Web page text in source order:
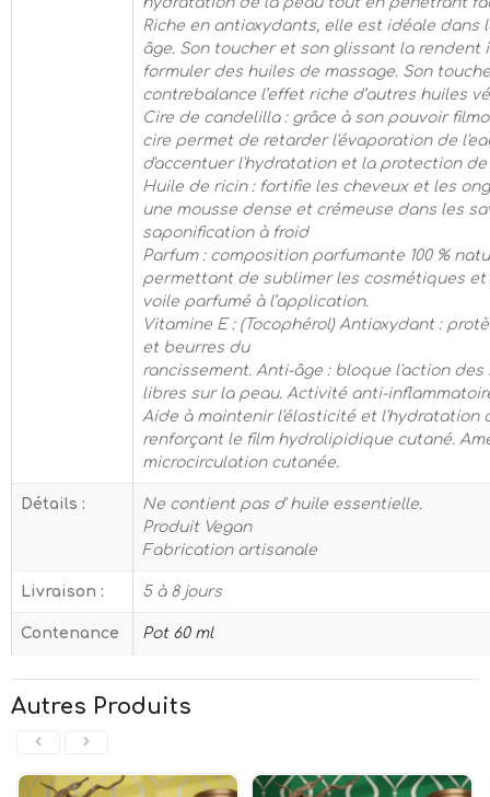
Riche en antioxydants, elle est idéale dans
âge. Son toucher et son glissant la rendent
formuler des huiles de massage. Son
contrebalance l’effet riche d’autres huiles
Cire de candelilla : grâce à son pouvoir
cire permet de retarder l'évaporation de
d'accentuer l'hydratation et la protection de
Huile de ricin : fortifie les cheveux et les
une mousse dense et crémeuse dans les
saponification à froid
Parfum : composition parfumante 100 %
permettant de sublimer les cosmétiques et
voile parfumé à l’application.
Vitamine E : (Tocophérol) Antioxydant :
et beurres du
rancissement. Anti-âge : bloque l'action des
libres sur la peau. Activité anti-
Aide à maintenir l'élasticité et l'hydratation
renforçant le film hydrolipidique cutané.
microcirculation cutanée.
Détails :
Ne contient pas d' huile essentielle.
Produit Vegan
Fabrication artisanale
Livraison : 5 à 8 jours
Contenance Pot 60 ml
Autres Produits